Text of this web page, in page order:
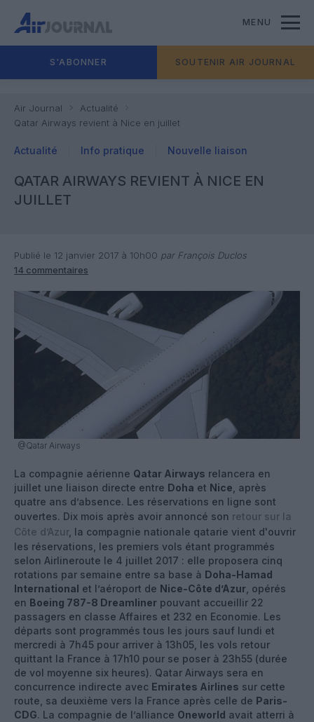
MENU
S'ABONNER SOUTENIR AIR JOURNAL
Air Journal
Actualité
Qatar Airways revient à Nice en juillet
Actualité Info pratique Nouvelle liaison
QATAR AIRWAYS REVIENT À NICE EN
JUILLET
Publié le 12 janvier 2017 à 10h00 par François Duclos
14 commentaires
@Qatar Airways
La compagnie aérienne Qatar Airways relancera en
juillet une liaison directe entre Doha et Nice , après
quatre ans d’absence. Les réservations en ligne sont
ouvertes. Dix mois après avoir annoncé son retour sur la
Côte d’Azur, la compagnie nationale qatarie vient d'ouvrir
les réservations, les premiers vols étant programmés
selon Airlineroute le 4 juillet 2017 : elle proposera cinq
rotations par semaine entre sa base à Doha-Hamad
International et l’aéroport de Nice-Côte d’Azur , opérés
en Boeing 787-8 Dreamliner pouvant accueillir 22
passagers en classe Affaires et 232 en Economie. Les
départs sont programmés tous les jours sauf lundi et
mercredi à 7h45 pour arriver à 13h05, les vols retour
quittant la France à 17h10 pour se poser à 23h55 (durée
de vol moyenne six heures). Qatar Airways sera en
concurrence indirecte avec Emirates Airlines sur cette
route, sa deuxième vers la France après celle de Paris-
CDG. La compagnie de l’alliance Oneworld avait atterri à